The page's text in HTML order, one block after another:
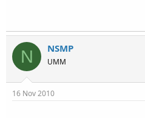
N NSMP
UMM
16 Nov 2010